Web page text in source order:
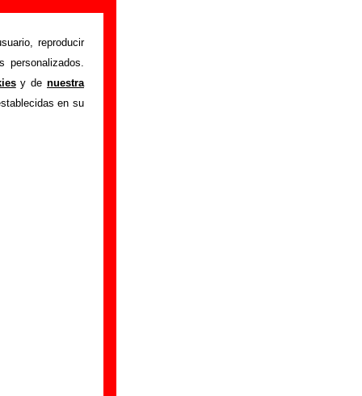
reproducir
personalizados.
y denuestra
en su
mediante el
.Gracias por tu